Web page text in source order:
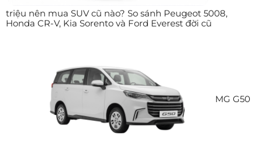
triệu nên mua SUV cũ nào? So sánh Peugeot 5008,
Honda CR-V, Kia Sorento và Ford Everest đời cũ
MG G50